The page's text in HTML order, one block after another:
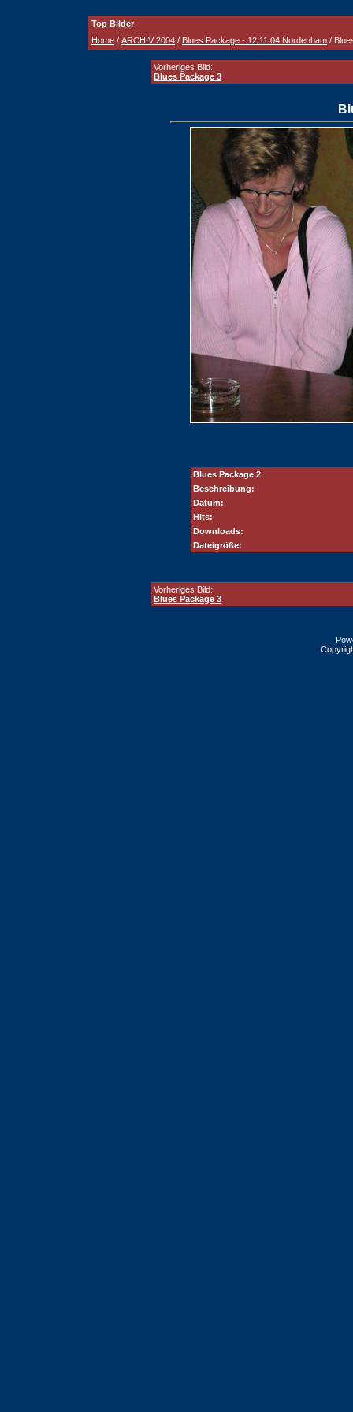
Top Bilder
Home / ARCHIV 2004 / Blues Package - 12.11.04 Nordenham /
Vorheriges Bild:
Blues Package 3
Blues Package 2
Beschreibung:
Datum:
Hits:
Downloads:
Dateigröße:
Vorheriges Bild:
Blues Package 3